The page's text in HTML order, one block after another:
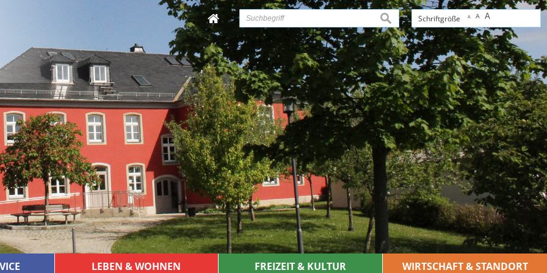
Schriftgröße A A A
suchen
LEBEN & WOHNEN FREIZEIT & KULTUR WIRTSCHAFT & STANDORT